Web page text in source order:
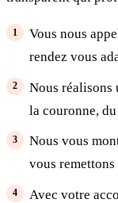
Vous nous
rendez vous
Nous réalisons
la couronne,
Nous vous
vous
Avec votre